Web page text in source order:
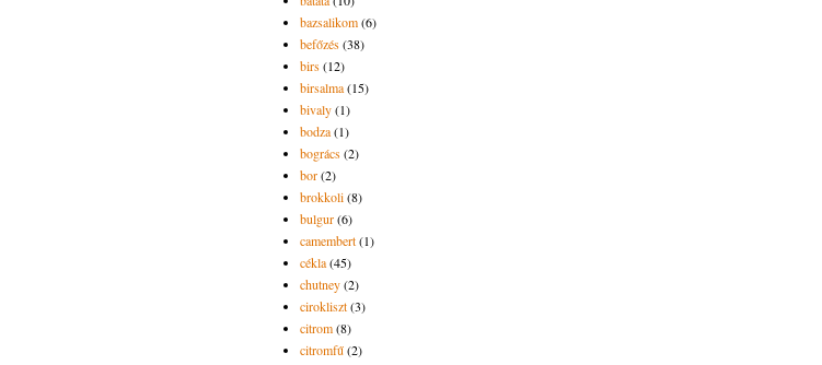
bazsalikom(6)
befőzés(38)
birs(12)
birsalma(15)
bivaly(1)
bodza(1)
bogrács(2)
bor(2)
brokkoli(8)
bulgur(6)
camembert(1)
cékla(45)
chutney(2)
cirokliszt(3)
citrom(8)
citromfű(2)